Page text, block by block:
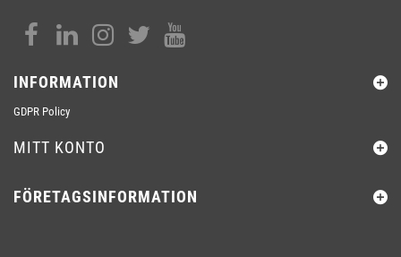
INFORMATION
GDPR Policy
MITT KONTO
FÖRETAGSINFORMATION